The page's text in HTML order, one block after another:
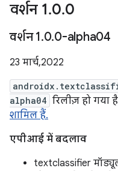
वर्शन 1.0.0
वर्शन 1.0.0-alpha04
23 मार्च, 2022
alpha04 रिलीज़ हो गया
शामिल हैं.
एपीआई में बदलाव
textclassifier